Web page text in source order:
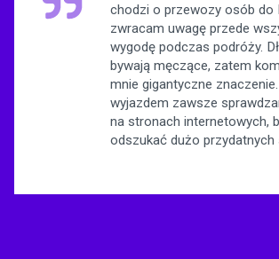
chodzi o przewozy osób do
zwracam uwagę przede
wygodę podczas podróży.
bywają męczące, zatem
mnie gigantyczne
wyjazdem zawsze
na stronach internetowych,
odszukać dużo przydatnych